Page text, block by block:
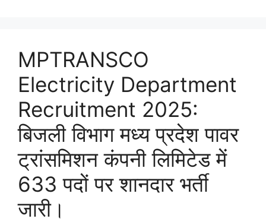
MPTRANSCO
Electricity Department
Recruitment 2025:
बिजली विभाग मध्य प्रदेश पावर
ट्रांसमिशन कंपनी लिमिटेड में
633 पदों पर शानदार भर्ती
जारी।